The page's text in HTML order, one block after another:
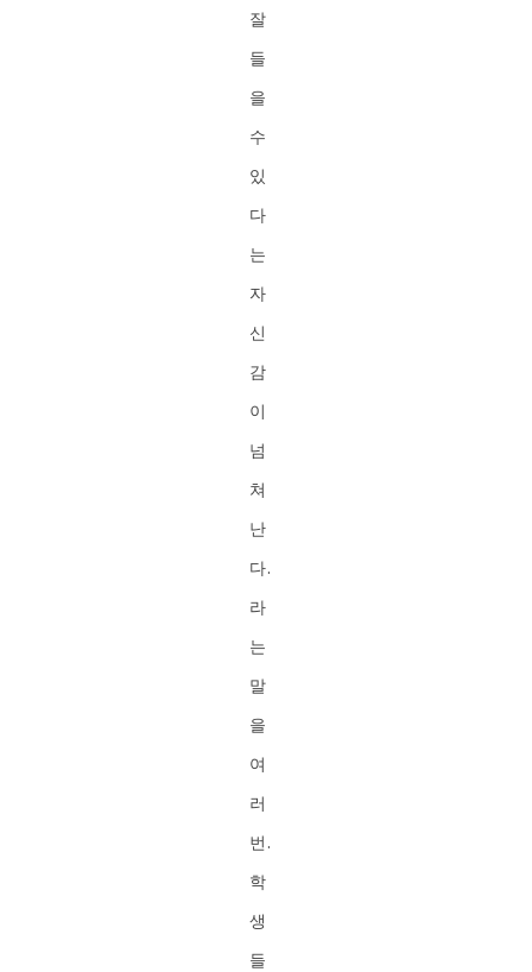
잘
들
을
수
있
다
는
자
신
감
이
넘
쳐
난
다.
라
는
말
을
여
러
번.
학
생
들